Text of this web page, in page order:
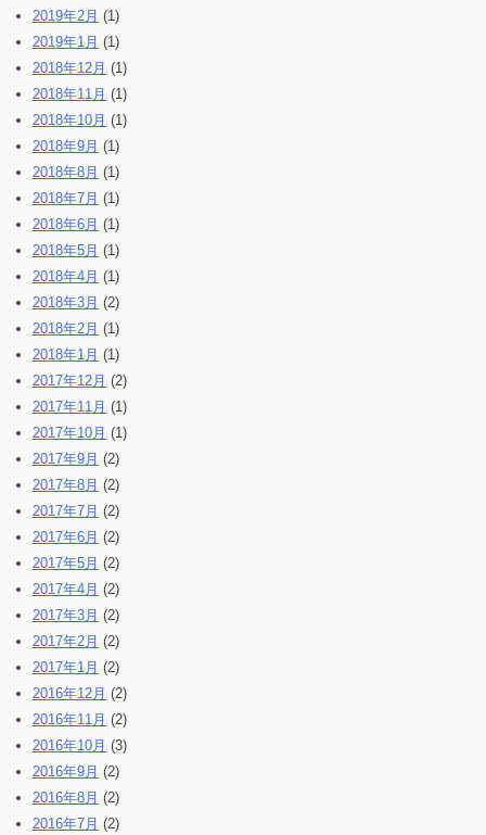
2019年2月 (1)
2019年1月 (1)
2018年12月 (1)
2018年11月 (1)
2018年10月 (1)
2018年9月 (1)
2018年8月 (1)
2018年7月 (1)
2018年6月 (1)
2018年5月 (1)
2018年4月 (1)
2018年3月 (2)
2018年2月 (1)
2018年1月 (1)
2017年12月 (2)
2017年11月 (1)
2017年10月 (1)
2017年9月 (2)
2017年8月 (2)
2017年7月 (2)
2017年6月 (2)
2017年5月 (2)
2017年4月 (2)
2017年3月 (2)
2017年2月 (2)
2017年1月 (2)
2016年12月 (2)
2016年11月 (2)
2016年10月 (3)
2016年9月 (2)
2016年8月 (2)
2016年7月 (2)